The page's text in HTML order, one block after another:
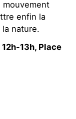
mouvement
enfin la
nature.
13h, Place